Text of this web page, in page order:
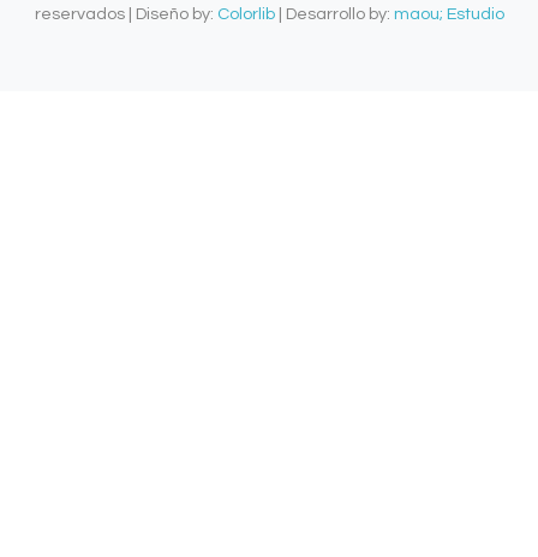
reservados | Diseño by: Colorlib| Desarrollo by: maou; Estudio